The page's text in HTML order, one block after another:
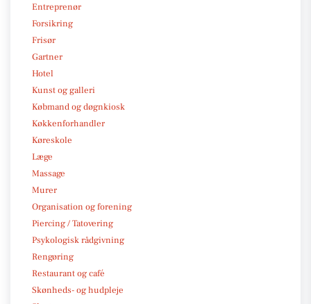
Entreprenør
Forsikring
Frisør
Gartner
Hotel
Kunst og galleri
Købmand og døgnkiosk
Køkkenforhandler
Køreskole
Læge
Massage
Murer
Organisation og forening
Piercing / Tatovering
Psykologisk rådgivning
Rengøring
Restaurant og café
Skønheds- og hudpleje